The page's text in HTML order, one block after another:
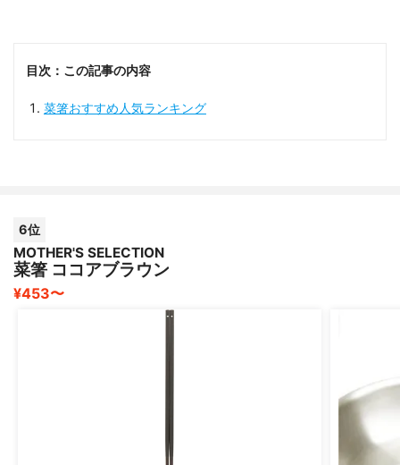
目次：この記事の内容
菜箸おすすめ人気ランキング
6位
MOTHER'S SELECTION
菜箸 ココアブラウン
¥453〜